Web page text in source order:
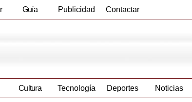
Guía Publicidad Contactar
Cultura Tecnología Deportes Noticias